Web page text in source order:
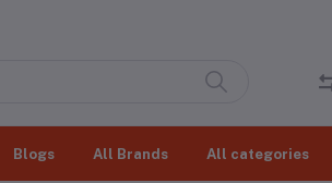
Blogs All Brands All categories